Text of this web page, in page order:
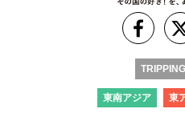
東南アジア 東